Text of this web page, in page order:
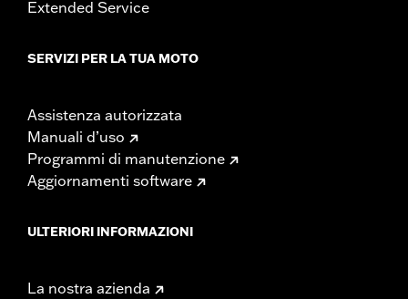
Extended Service
SERVIZI PER LA TUA MOTO
Assistenza autorizzata
Manuali d’uso
Programmi di manutenzione
Aggiornamenti software
ULTERIORI INFORMAZIONI
La nostra azienda